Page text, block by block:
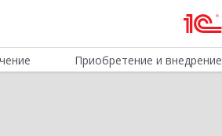
Приобретение и внедрение